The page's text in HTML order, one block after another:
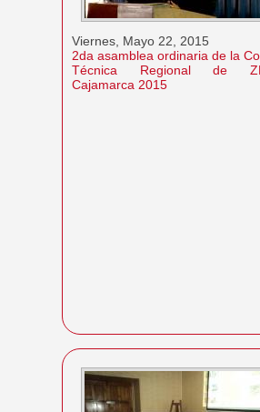
Viernes, Mayo 22, 2015
2da asamblea ordinaria de la
Técnica Regional de
Cajamarca 2015